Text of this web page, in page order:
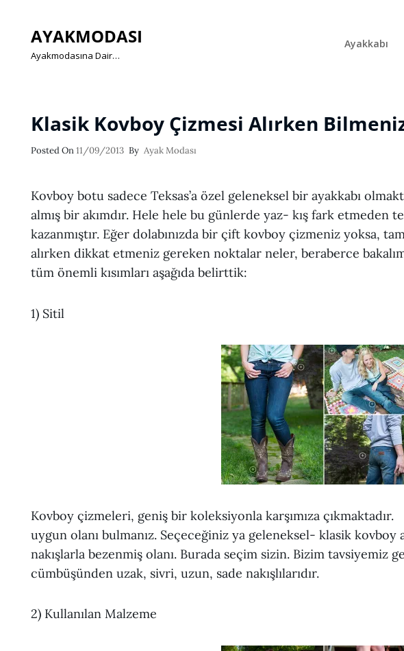
AYAKMODASI
Ayakmodasına Dair…
Ayakkabı
Klasik Kovboy Çizmesi Alırken
Posted OnPosted
11/09/2013 By Ayak Modası
Kovboy botu sadece Teksas’a özel geleneksel bir ayakkabı
almış bir akımdır. Hele hele bu günlerde yaz- kış fark etmeden
kazanmıştır. Eğer dolabınızda bir çift kovboy çizmeniz yoksa,
alırken dikkat etmeniz gereken noktalar neler, beraberce
tüm önemli kısımları aşağıda belirttik:
1) Sitil
Kovboy çizmeleri, geniş bir koleksiyonla karşımıza
uygun olanı bulmanız. Seçeceğiniz ya geleneksel- klasik kovboy
nakışlarla bezenmiş olanı. Burada seçim sizin. Bizim tavsiyemiz
cümbüşünden uzak, sivri, uzun, sade nakışlılarıdır.
2) Kullanılan Malzeme